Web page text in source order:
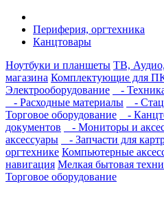
Периферия, оргтехника
Канцтовары
Ноутбуки и планшеты ТВ,
магазина Комплектующие для
Электрооборудование
-
- Расходные материалы
-
Торговое оборудование
-
документов
- Мониторы и
аксессуары
- Запчасти для
оргтехнике Компьютерные
навигация Мелкая бытовая
Торговое оборудование